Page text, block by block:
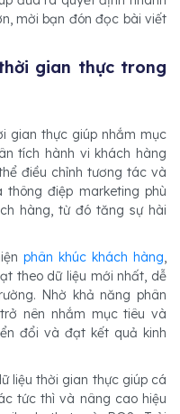
mời bạn đón đọc bài viết
gian thực trong
gian thực giúp nhắm mục
tích hành vi khách hàng
điều chỉnh tương tác và
điệp marketing phù
hàng, từ đó tăng sự hài
phân khúc khách hàng,
theo dữ liệu mới nhất, dễ
Nhờ khả năng phân
nên nhắm mục tiêu và
đổi và đạt kết quả kinh
liệu thời gian thực giúp cá
tức thì và nâng cao hiệu